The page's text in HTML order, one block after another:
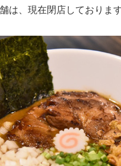
は、現在閉店しております